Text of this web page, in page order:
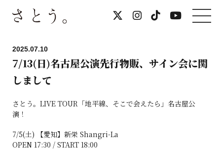
2025.07.10
7/13(日)名古屋公演先行物販、サイン会に関
しまして
さとう。LIVE TOUR「地平線、そこで会えたら」名古屋公
演！
7/5(土) 【愛知】新栄 Shangri-La
OPEN 17:30 / START 18:00